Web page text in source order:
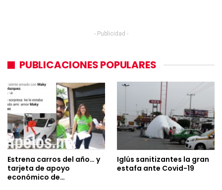
- Publicidad -
PUBLICACIONES POPULARES
Estrena carros del año… y
tarjeta de apoyo
económico de…
Iglús sanitizantes la gran
estafa ante Covid-19